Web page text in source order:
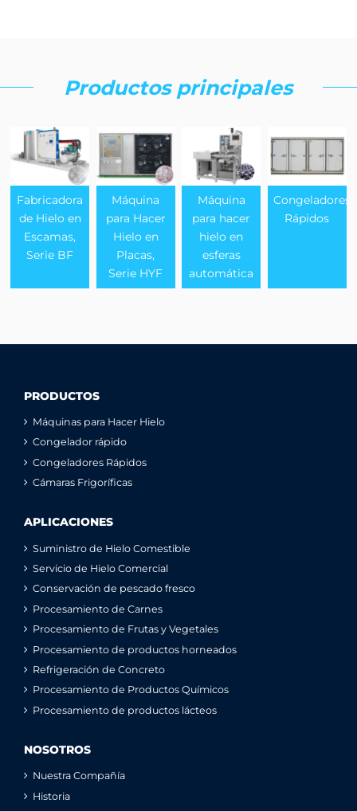
Productos principales
Fabricadora
de Hielo en
Escamas,
Serie BF
Máquina
para Hacer
Hielo en
Placas,
Serie HYF
Máquina
para hacer
hielo en
esferas
automática
Congeladores
Rápidos
PRODUCTOS
Máquinas para Hacer Hielo
Congelador rápido
Congeladores Rápidos
Cámaras Frigoríficas
APLICACIONES
Suministro de Hielo Comestible
Servicio de Hielo Comercial
Conservación de pescado fresco
Procesamiento de Carnes
Procesamiento de Frutas y Vegetales
Procesamiento de productos horneados
Refrigeración de Concreto
Procesamiento de Productos Químicos
Procesamiento de productos lácteos
NOSOTROS
Nuestra Compañía
Historia